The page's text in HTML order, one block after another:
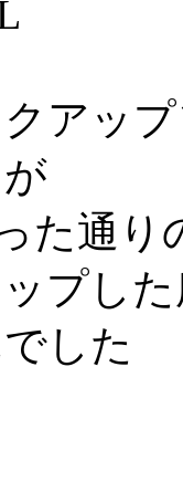
アッ
た通り
プし
した